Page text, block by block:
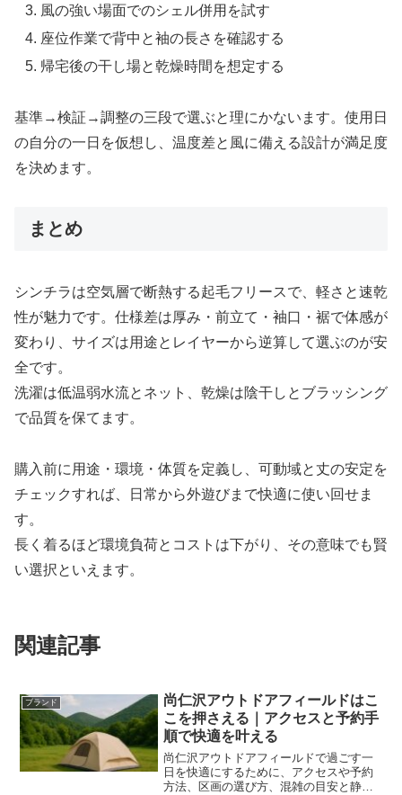
風の強い場面でのシェル併用を試す
座位作業で背中と袖の長さを確認する
帰宅後の干し場と乾燥時間を想定する
基準→検証→調整の三段で選ぶと理にかないます。使用日
の自分の一日を仮想し、温度差と風に備える設計が満足度
を決めます。
まとめ
シンチラは空気層で断熱する起毛フリースで、軽さと速乾
性が魅力です。仕様差は厚み・前立て・袖口・裾で体感が
変わり、サイズは用途とレイヤーから逆算して選ぶのが安
全です。
洗濯は低温弱水流とネット、乾燥は陰干しとブラッシング
で品質を保てます。
購入前に用途・環境・体質を定義し、可動域と丈の安定を
チェックすれば、日常から外遊びまで快適に使い回せま
す。
長く着るほど環境負荷とコストは下がり、その意味でも賢
い選択といえます。
関連記事
ブランド
尚仁沢アウトドアフィールドはこ
こを押さえる｜アクセスと予約手
順で快適を叶える
尚仁沢アウトドアフィールドで過ごす一
日を快適にするために、アクセスや予約
方法、区画の選び方、混雑の目安と静か